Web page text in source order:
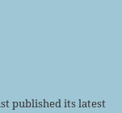
published its latest